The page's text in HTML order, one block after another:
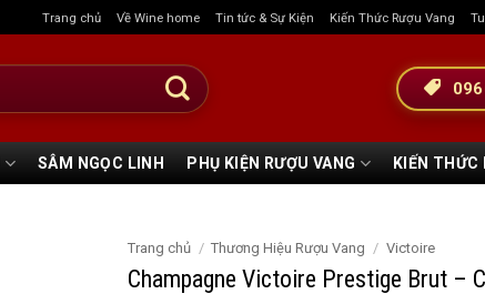
Trang chủ Về Wine home Tin tức & Sự Kiện Kiến Thức Rượu Vang
SÂM NGỌC LINH PHỤ KIỆN RƯỢU VANG KIẾN THỨC
Trang chủ / Thương Hiệu Rượu Vang / Victoire
Champagne Victoire Prestige Brut –